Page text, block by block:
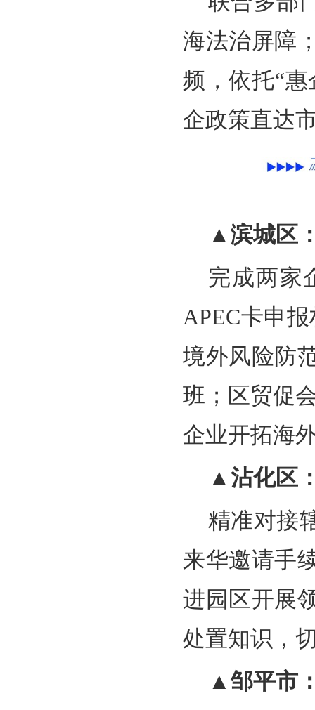
海法治屏障
频，依托“
企政策直达
▲滨城区
完成两家
APEC卡申
境外风险防
班；区贸促
企业开拓海
▲沾化区
精准对接
来华邀请手
进园区开展
处置知识，
▲邹平市